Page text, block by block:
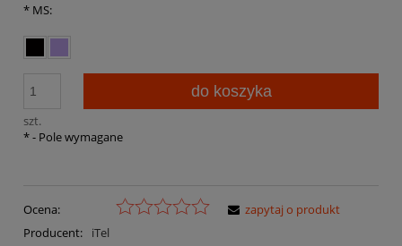
* MS:
szt.
do koszyka
*- Pole wymagane
Ocena:
Producent:
iTel
zapytaj o produkt